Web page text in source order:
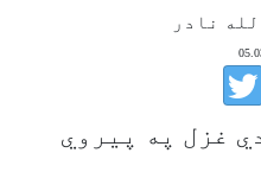
نادر
غزل په پیروي